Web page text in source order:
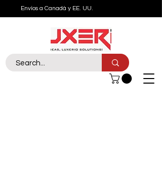
Envíos a Canadá y EE. UU.